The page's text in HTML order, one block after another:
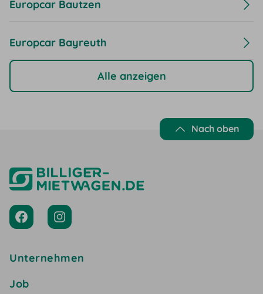
Europcar Bautzen
Europcar Bayreuth
Alle anzeigen
Nach oben
Unternehmen
Job